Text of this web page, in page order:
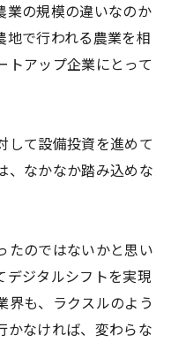
業の規模の違いなのか
地で行われる農業を相
トアップ企業にとって
して設備投資を進めて
、なかなか踏み込めな
たのではないかと思い
デジタルシフトを実現
界も、ラクスルのよう
かなければ、変わらな